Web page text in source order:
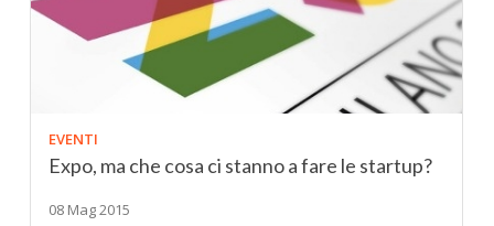
EVENTI
Expo, ma che cosa ci stanno a fare le startup?
08 Mag 2015